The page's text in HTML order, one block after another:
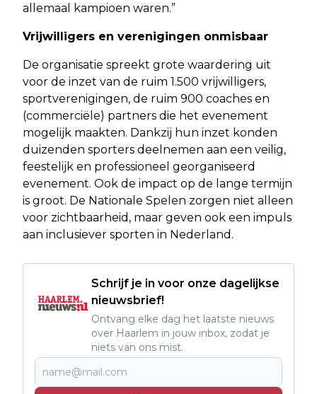
allemaal kampioen waren.”
Vrijwilligers en verenigingen onmisbaar
De organisatie spreekt grote waardering uit
voor de inzet van de ruim 1.500 vrijwilligers,
sportverenigingen, de ruim 900 coaches en
(commerciële) partners die het evenement
mogelijk maakten. Dankzij hun inzet konden
duizenden sporters deelnemen aan een veilig,
feestelijk en professioneel georganiseerd
evenement. Ook de impact op de lange termijn
is groot. De Nationale Spelen zorgen niet alleen
voor zichtbaarheid, maar geven ook een impuls
aan inclusiever sporten in Nederland.
Schrijf je in voor onze dagelijkse
nieuwsbrief!
Ontvang elke dag het laatste nieuws
over Haarlem in jouw inbox, zodat je
niets van ons mist.